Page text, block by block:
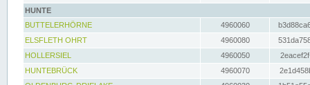
HUNTE
BUTTELERHÖRNE
4960060
ELSFLETH OHRT
4960080
HOLLERSIEL
4960050
HUNTEBRÜCK
4960070